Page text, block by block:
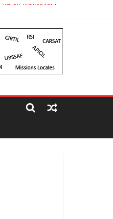
Mantovani
camarades